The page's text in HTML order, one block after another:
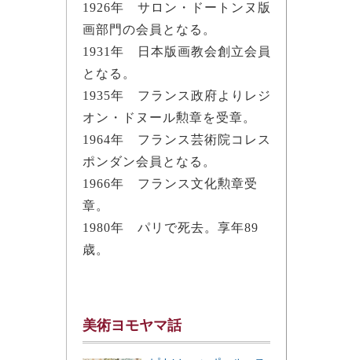
1926年 サロン・ドートンヌ版
画部門の会員となる。
1931年 日本版画教会創立会員
となる。
1935年 フランス政府よりレジ
オン・ドヌール勲章を受章。
1964年 フランス芸術院コレス
ポンダン会員となる。
1966年 フランス文化勲章受
章。
1980年 パリで死去。享年89
歳。
美術ヨモヤマ話